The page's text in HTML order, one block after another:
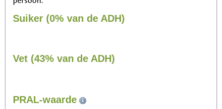
Suiker (0% van de ADH)
Vet (43% van de ADH)
PRAL-waarde
Zitten, tv kijken